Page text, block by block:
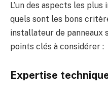
L’un des aspects les
quels sont les bons
installateur de panneaux
points clés à considérer :
Expertise